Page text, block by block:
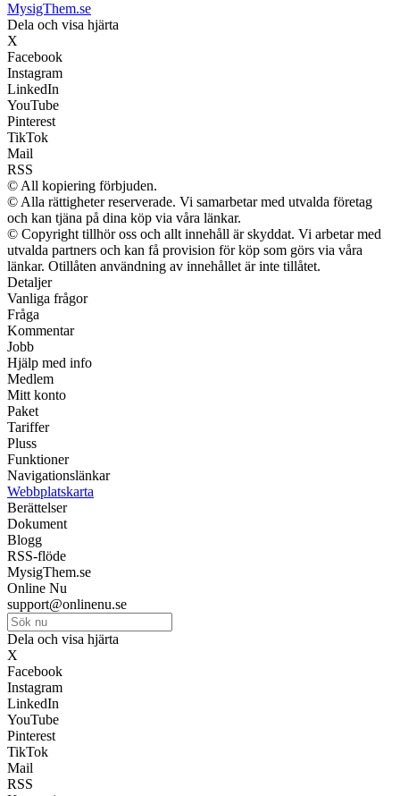
MysigThem.se
Dela och visa hjärta
X
Facebook
Instagram
LinkedIn
YouTube
Pinterest
TikTok
Mail
RSS
© All kopiering förbjuden.
© Alla rättigheter reserverade. Vi samarbetar med utvalda företag
och kan tjäna på dina köp via våra länkar.
© Copyright tillhör oss och allt innehåll är skyddat. Vi arbetar med
utvalda partners och kan få provision för köp som görs via våra
länkar. Otillåten användning av innehållet är inte tillåtet.
Detaljer
Vanliga frågor
Fråga
Kommentar
Jobb
Hjälp med info
Medlem
Mitt konto
Paket
Tariffer
Pluss
Funktioner
Navigationslänkar
Webbplatskarta
Berättelser
Dokument
Blogg
RSS-flöde
MysigThem.se
Online Nu
support@onlinenu.se
Dela och visa hjärta
X
Facebook
Instagram
LinkedIn
YouTube
Pinterest
TikTok
Mail
RSS